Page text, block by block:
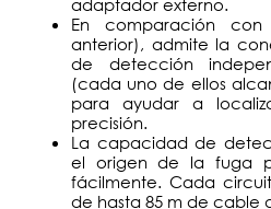
adaptador externo.
En comparación con
anterior), admite la
de detección
(cada uno de ellos
para ayudar a
precisión.
La capacidad de
el origen de la fuga
fácilmente. Cada
de hasta 85 m de cable